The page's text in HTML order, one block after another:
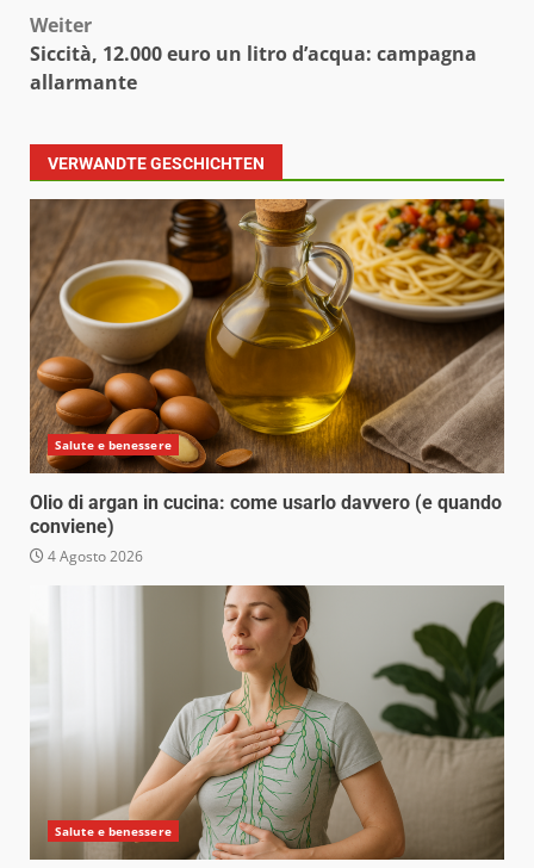
Weiter
Siccità, 12.000 euro un litro d’acqua: campagna
allarmante
VERWANDTE GESCHICHTEN
Salute e benessere
Olio di argan in cucina: come usarlo davvero (e quando
conviene)
4 Agosto 2026
Salute e benessere